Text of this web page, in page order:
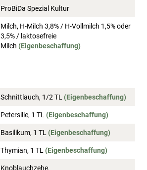
ProBiDa Spezial Kultur
Milch, H-Milch 3,8% / H-Vollmilch 1,5% oder
3,5% / laktosefreie
Milch (Eigenbeschaffung)
Schnittlauch, 1/2 TL (Eigenbeschaffung)
Petersilie, 1 TL (Eigenbeschaffung)
Basilikum, 1 TL (Eigenbeschaffung)
Thymian, 1 TL (Eigenbeschaffung)
Knoblauchzehe,